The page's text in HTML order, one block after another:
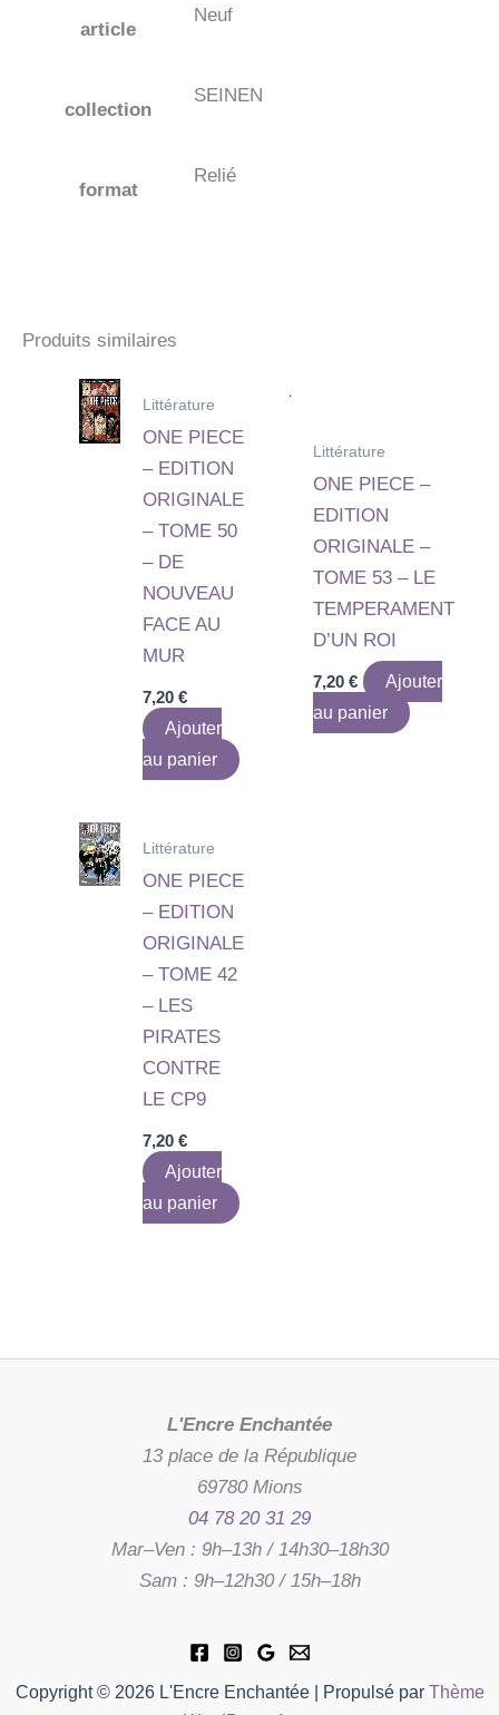
article
Neuf
collection
SEINEN
format
Relié
Produits similaires
Littérature
ONE PIECE
– EDITION
ORIGINALE
– TOME 50
– DE
NOUVEAU
FACE AU
MUR
7,20€
Ajouter
au panier
Littérature
ONE PIECE –
EDITION
ORIGINALE –
TOME 53 – LE
TEMPERAMENT
D’UN ROI
7,20 €
Ajouter
au panier
Littérature
ONE PIECE
– EDITION
ORIGINALE
– TOME 42
– LES
PIRATES
CONTRE
LE CP9
7,20€
Ajouter
au panier
L'Encre Enchantée
13 place de la République
69780 Mions
04 78 20 31 29
Mar–Ven : 9h–13h / 14h30–18h30
Sam : 9h–12h30 / 15h–18h
Copyright © 2026 L'Encre Enchantée | Propulsé par Thème